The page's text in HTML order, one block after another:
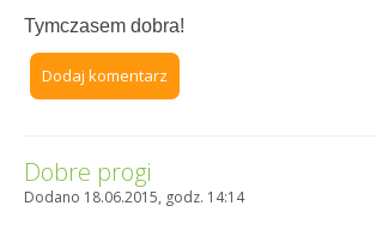
Tymczasem dobra!
Dodaj komentarz
Dobre progi
Dodano 18.06.2015, godz. 14:14